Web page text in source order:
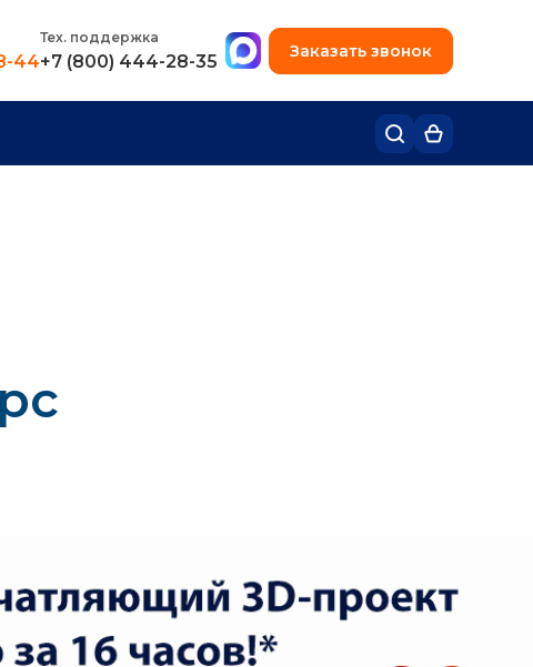
44
Тех. поддержка
+7 (800) 444-28-35
+7 (495) 780-48-49
Заказать звонок